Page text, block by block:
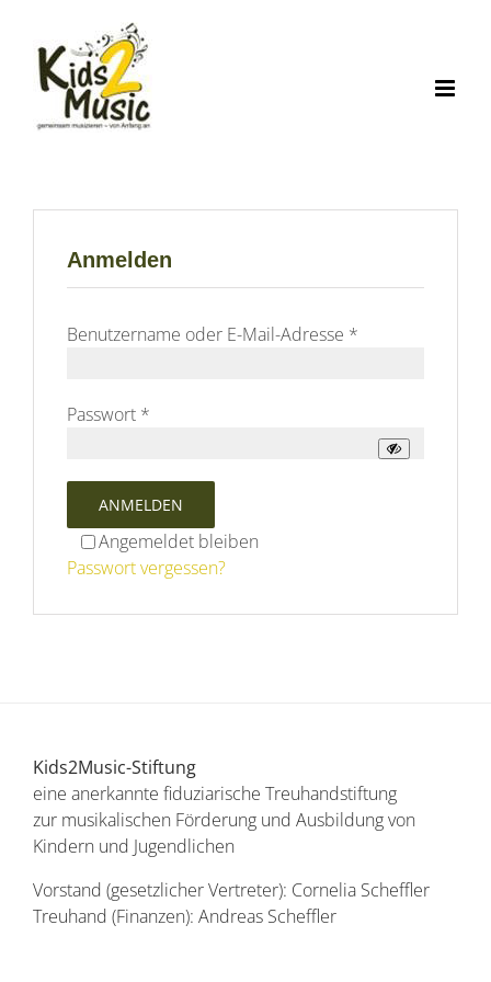
springen
Anmelden
Benutzername oder E-Mail-Adresse *
Passwort *
Angemeldet bleiben
ANMELDEN
Passwort vergessen?
Kids2Music-Stiftung
eine anerkannte fiduziarische Treuhandstiftung
zur musikalischen Förderung und Ausbildung von
Kindern und Jugendlichen
Vorstand (gesetzlicher Vertreter): Cornelia Scheffler
Treuhand (Finanzen): Andreas Scheffler